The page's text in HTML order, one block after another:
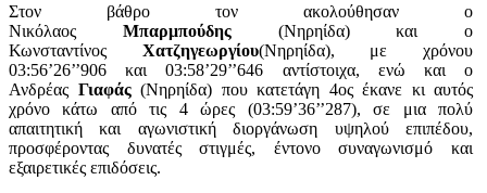
Στον βάθρο τον ακολούθησαν ο
Νικόλαος Μπαρμπούδης(Νηρηίδα) και ο
Κωνσταντίνος Χατζηγεωργίου(Νηρηίδα), με χρόνου
03:56’26’’906 και 03:58’29’’646 αντίστοιχα, ενώ και ο
Ανδρέας Γιαφάς(Νηρηίδα) που κατετάγη 4ος έκανε κι αυτός
χρόνο κάτω από τις 4 ώρες (03:59’36’’287), σε μια πολύ
απαιτητική και αγωνιστική διοργάνωση υψηλού επιπέδου,
προσφέροντας δυνατές στιγμές, έντονο συναγωνισμό και
εξαιρετικές επιδόσεις.